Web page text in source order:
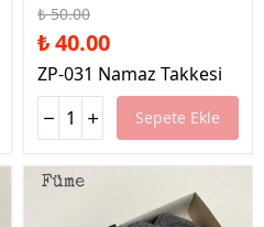
₺ 50.00
₺ 40.00
ZP-031 Namaz Takkesi
Sepete Ekle